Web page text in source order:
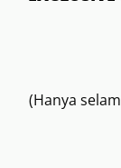
(Hanya